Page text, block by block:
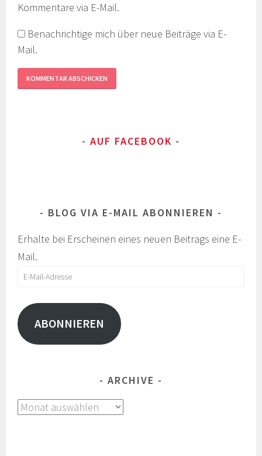
Kommentare via E-Mail.
Benachrichtige mich über neue Beiträge via E-
Mail.
AUF FACEBOOK
BLOG VIA E-MAIL ABONNIEREN
Erhalte bei Erscheinen eines neuen Beitrags eine E-
Mail.
E-
Adresse
ABONNIEREN
ARCHIVE
Archive